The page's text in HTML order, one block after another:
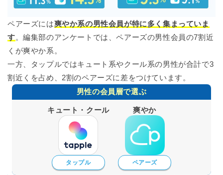
ペアーズには爽やか系の男性会員が特に多く集まっていま
す。編集部のアンケートでは、ペアーズの男性会員の7割近
くが爽やか系 。
一方、タップルではキュート系やクール系の男性が合計で3
割近くを占め、2割のペアーズに差をつけています。
男性の会員層で選ぶ
キュート・クール
タップル
爽やか
ペアーズ